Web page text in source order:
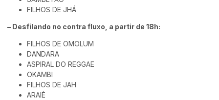
FILHOS DE JHÁ
– Desfilando no contra fluxo, a partir de 18h:
FILHOS DE OMOLUM
DANDARA
ASPIRAL DO REGGAE
OKAMBI
FILHOS DE JAH
ARAIÈ